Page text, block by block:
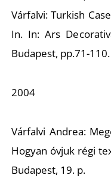
Várfalvi:Turkish
In. In: Ars
Budapest, pp.71-110.
2004
Várfalvi Andrea:
Hogyan óvjuk régi
Budapest, 19. p.